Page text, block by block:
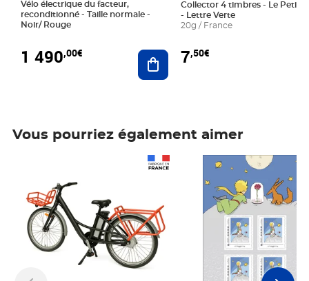
Vélo électrique du facteur,
reconditionné - Taille normale -
Noir/ Rouge
1 490,00€ Ajouter au panier
Collector 4 timbres - Le Petit
- Lettre Verte
20g / France
7,50€
Vous pourriez également aimer
Prix 7,50€